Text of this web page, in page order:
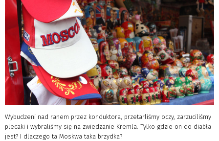
Wybudzeni nad ranem przez konduktora, przetarliśmy oczy, zarzuciliśmy
plecaki i wybraliśmy się na zwiedzanie Kremla. Tylko gdzie on do diabła
jest? I dlaczego ta Moskwa taka brzydka?